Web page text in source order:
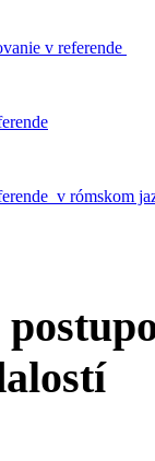
v referende
v rómskom